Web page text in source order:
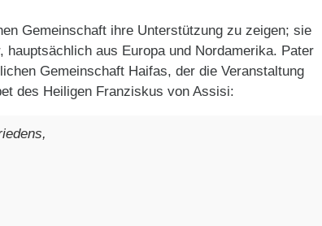
Gemeinschaft ihre Unterstützung zu zeigen; sie
aus Europa und Nordamerika. Pater
Gemeinschaft Haifas, der die Veranstaltung
des Heiligen Franziskus von Assisi: